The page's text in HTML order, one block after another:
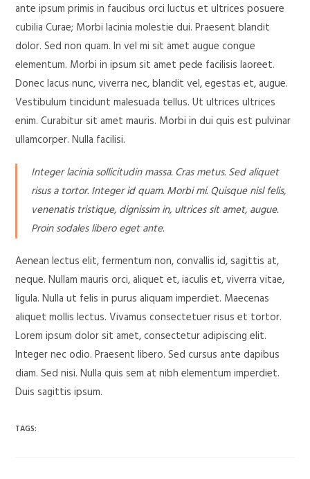
ante ipsum primis in faucibus orci luctus et ultrices posuere
cubilia Curae; Morbi lacinia molestie dui. Praesent blandit
dolor. Sed non quam. In vel mi sit amet augue congue
elementum. Morbi in ipsum sit amet pede facilisis laoreet.
Donec lacus nunc, viverra nec, blandit vel, egestas et, augue.
Vestibulum tincidunt malesuada tellus. Ut ultrices ultrices
enim. Curabitur sit amet mauris. Morbi in dui quis est pulvinar
ullamcorper. Nulla facilisi.
Integer lacinia sollicitudin massa. Cras metus. Sed aliquet
risus a tortor. Integer id quam. Morbi mi. Quisque nisl felis,
venenatis tristique, dignissim in, ultrices sit amet, augue.
Proin sodales libero eget ante.
Aenean lectus elit, fermentum non, convallis id, sagittis at,
neque. Nullam mauris orci, aliquet et, iaculis et, viverra vitae,
ligula. Nulla ut felis in purus aliquam imperdiet. Maecenas
aliquet mollis lectus. Vivamus consectetuer risus et tortor.
Lorem ipsum dolor sit amet, consectetur adipiscing elit.
Integer nec odio. Praesent libero. Sed cursus ante dapibus
diam. Sed nisi. Nulla quis sem at nibh elementum imperdiet.
Duis sagittis ipsum.
TAGS: